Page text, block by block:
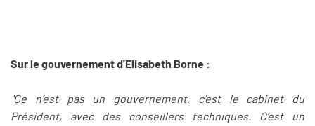
Sur le gouvernement d'Elisabeth Borne :
"Ce n’est pas un gouvernement, c’est le cabinet du
Président, avec des conseillers techniques. C’est un